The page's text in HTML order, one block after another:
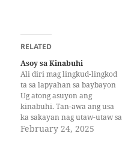
RELATED
Asoy sa Kinabuhi
Ali diri mag lingkud-lingkod
ta sa lapyahan sa baybayon
Ug atong asuyon ang
kinabuhi. Tan-awa ang usa
ka sakayan nag utaw-utaw sa
dagat Gianod ug gihampak sa
February 24, 2025